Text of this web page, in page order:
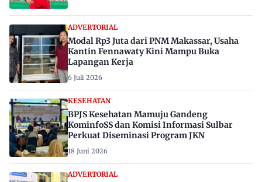
ADVERTORIAL
Modal Rp3 Juta dari PNM Makassar, Usaha
Kantin Fennawaty Kini Mampu Buka
Lapangan Kerja
6 Juli 2026
KESEHATAN
BPJS Kesehatan Mamuju Gandeng
KominfoSS dan Komisi Informasi Sulbar
Perkuat Diseminasi Program JKN
18 Juni 2026
ADVERTORIAL